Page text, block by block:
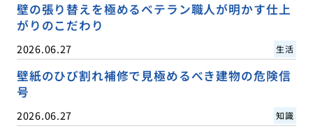
壁の張り替えを極めるベテラン職人が明かす仕上
がりのこだわり
2026.06.27 生活
壁紙のひび割れ補修で見極めるべき建物の危険信
号
2026.06.27 知識